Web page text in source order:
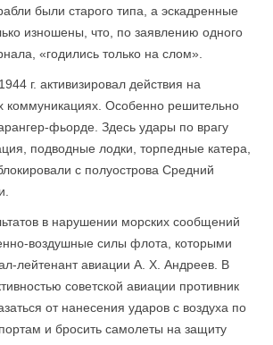
были старого типа, а эскадренные
изношены, что, по заявлению одного
«годились только на слом».
г. активизировал действия на
коммуникациях. Особенно решительно
фьорде. Здесь удары по врагу
подводные лодки, торпедные катера,
с полуострова Средний
в нарушении морских сообщений
воздушные силы флота, которыми
лейтенант авиации А. X. Андреев. В
советской авиации противник
от нанесения ударов с воздуха по
и бросить самолеты на защиту